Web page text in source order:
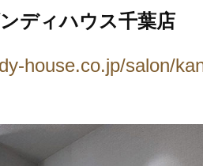
ディハウス千葉店
house.co.jp/salon/